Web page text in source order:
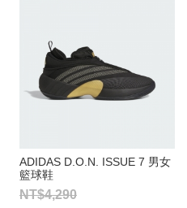
ADIDAS D.O.N. ISSUE 7 男女
籃球鞋
NT$4,290